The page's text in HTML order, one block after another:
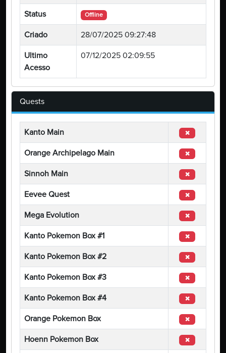
Status Offline
Criado 28/07/2025 09:27:48
Ultimo
Acesso
07/12/2025 02:09:55
Quests
Kanto Main
Orange Archipelago Main
Sinnoh Main
Eevee Quest
Mega Evolution
Kanto Pokemon Box #1
Kanto Pokemon Box #2
Kanto Pokemon Box #3
Kanto Pokemon Box #4
Orange Pokemon Box
Hoenn Pokemon Box